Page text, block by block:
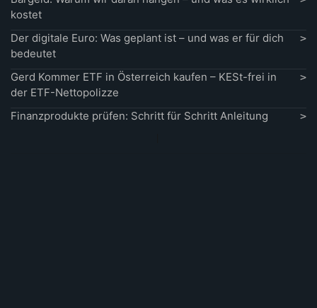
kostet
Der digitale Euro: Was geplant ist – und was er für dich
bedeutet
Gerd Kommer ETF in Österreich kaufen – KESt-frei in
der ETF-Nettopolizze
Finanzprodukte prüfen: Schritt für Schritt Anleitung